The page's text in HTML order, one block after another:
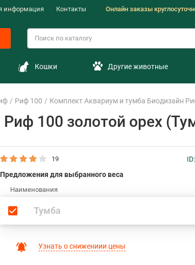
информация Контакты Онлайн заказы
Кошки Другие животные
Риф 100 Комплект Аквариум и тумба Биодизайн
100 золотой орех
19
Предложения для выбранного веса
Наименования
Тумба
Узнать о снижениии цены